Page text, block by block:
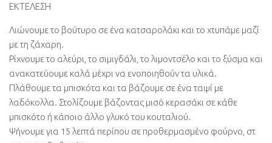
ΕΚΤΕΛΕΣΗ
Λιώνουμε το βούτυρο σε ένα κατσαρολάκι και το χτυπάμε μαζί
με τη ζάχαρη.
Ρίχνουμε το αλεύρι, το σιμιγδάλι, το λιμοντσέλο και το ξύσμα και
ανακατεύουμε καλά μέχρι να ενοποιηθούν τα υλικά.
Πλάθουμε τα μπισκότα και τα βάζουμε σε ένα ταψί με
λαδόκολλα. Στολίζουμε βάζοντας μισό κερασάκι σε κάθε
μπισκότο ή κάποιο άλλο γλυκό του κουταλιού.
Ψήνουμε για 15 λεπτά περίπου σε προθερμασμένο φούρνο, στ